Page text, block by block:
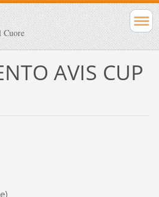
Cuore
AVIS CUP